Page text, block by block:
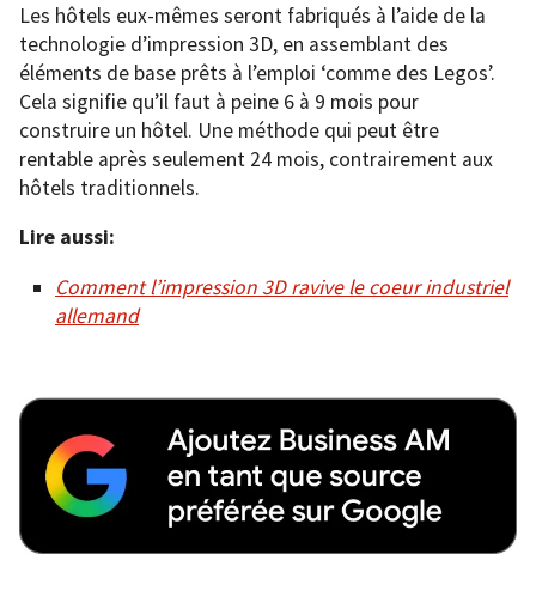
Les hôtels eux-mêmes seront fabriqués à l’aide de la
technologie d’impression 3D, en assemblant des
éléments de base prêts à l’emploi ‘comme des Legos’.
Cela signifie qu’il faut à peine 6 à 9 mois pour
construire un hôtel. Une méthode qui peut être
rentable après seulement 24 mois, contrairement aux
hôtels traditionnels.
Lire aussi:
Comment l’impression 3D ravive le coeur industriel
allemand